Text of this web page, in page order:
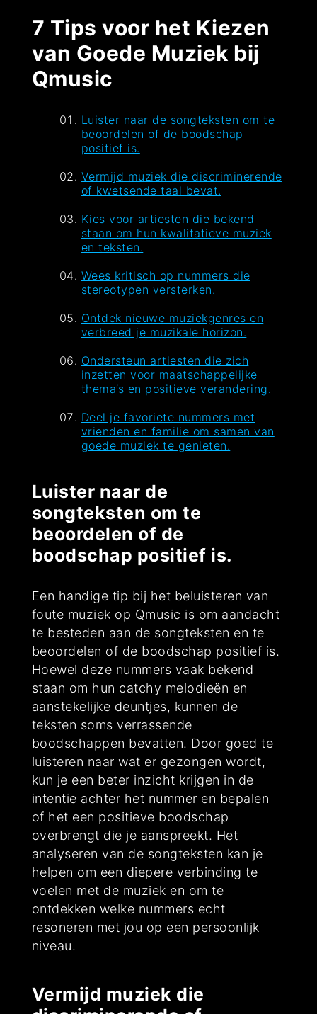
7 Tips voor het Kiezen
van Goede Muziek bij
Qmusic
Luister naar de songteksten om te
beoordelen of de boodschap
positief is.
Vermijd muziek die discriminerende
of kwetsende taal bevat.
Kies voor artiesten die bekend
staan om hun kwalitatieve muziek
en teksten.
Wees kritisch op nummers die
stereotypen versterken.
Ontdek nieuwe muziekgenres en
verbreed je muzikale horizon.
Ondersteun artiesten die zich
inzetten voor maatschappelijke
thema’s en positieve verandering.
Deel je favoriete nummers met
vrienden en familie om samen van
goede muziek te genieten.
Luister naar de
songteksten om te
beoordelen of de
boodschap positief is.
Een handige tip bij het beluisteren van
foute muziek op Qmusic is om aandacht
te besteden aan de songteksten en te
beoordelen of de boodschap positief is.
Hoewel deze nummers vaak bekend
staan om hun catchy melodieën en
aanstekelijke deuntjes, kunnen de
teksten soms verrassende
boodschappen bevatten. Door goed te
luisteren naar wat er gezongen wordt,
kun je een beter inzicht krijgen in de
intentie achter het nummer en bepalen
of het een positieve boodschap
overbrengt die je aanspreekt. Het
analyseren van de songteksten kan je
helpen om een diepere verbinding te
voelen met de muziek en om te
ontdekken welke nummers echt
resoneren met jou op een persoonlijk
niveau.
Vermijd muziek die